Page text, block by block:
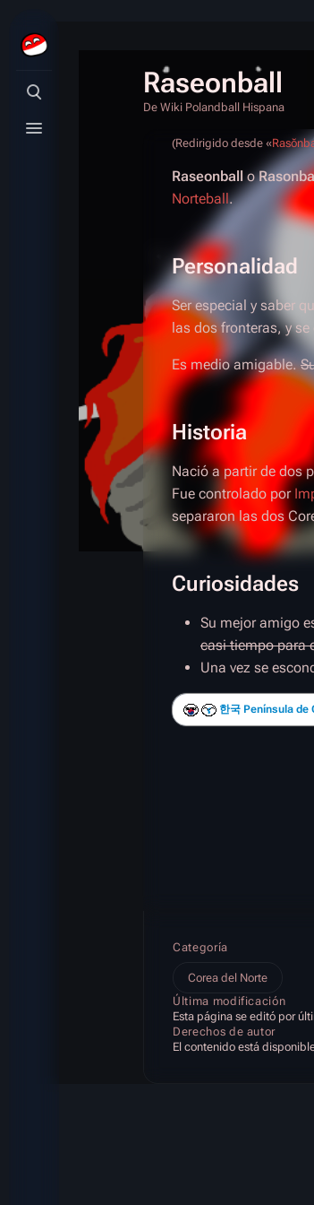
Búsqueda alternativa
Menú alternativo
Raseonball
De Wiki Polandball Hispana
(Redirigido desde «
Raseonballo
Norteball.
Personalidad
Ser especial y saber
las dos fronteras, y
Es medio amigable.
Historia
Nació a partir de dos
Fue controlado por
separaron las dos
Curiosidades
Su mejor amigo
casi tiempo para
Una vez se
한국 Península de
Categoría
Corea del Norte
Última modificación
Esta página se editó por
Derechos de autor
El contenido está